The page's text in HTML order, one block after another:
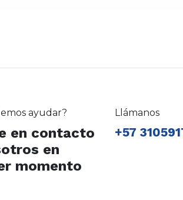
ayudar?
en contacto
en
momento
Llámanos
+57